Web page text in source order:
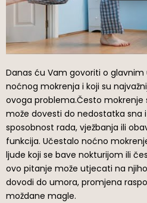
Danas ću Vam govoriti o
noćnog mokrenja i koji su
ovoga problema.Često
može dovesti do nedostatka sna
sposobnost rada, vježbanja ili
funkcija. Učestalo noćno
ljude koji se bave nokturijom ili
ovo pitanje može utjecati na
dovodi do umora, promjena
moždane magle.